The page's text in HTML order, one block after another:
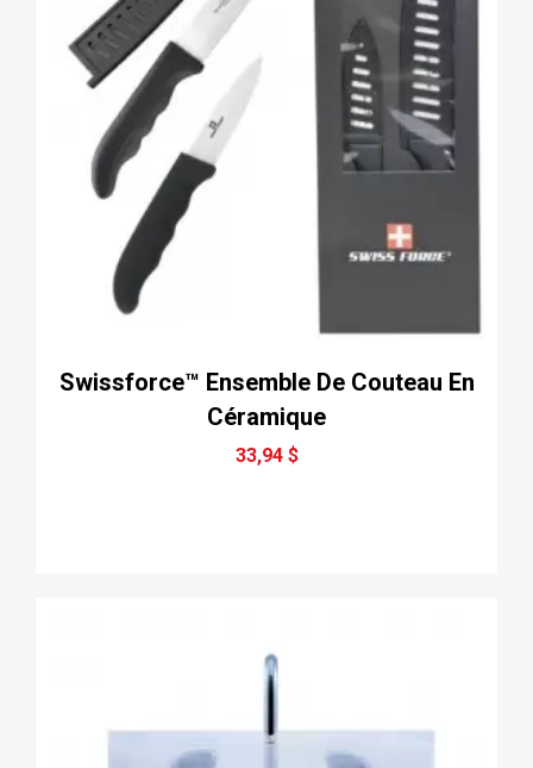
Swissforce™ Ensemble De Couteau En
Céramique
33,94 $